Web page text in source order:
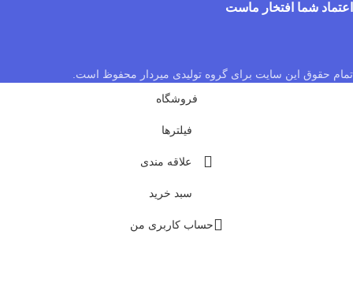
اعتماد شما افتخار ماست
تمام حقوق این سایت برای گروه تولیدی میردار محفوظ است.
فروشگاه
فیلترها
علاقه مندی
سبد خرید
حساب کاربری من